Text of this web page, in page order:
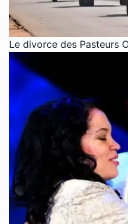
Le divorce des Pasteurs